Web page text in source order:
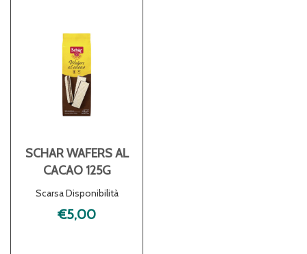
SCHAR WAFERS AL
CACAO 125G
Scarsa Disponibilità
€5,00